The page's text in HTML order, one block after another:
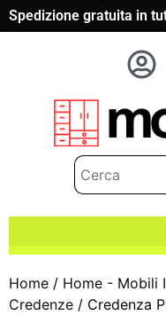
Spedizione gratuita in
Home / Home - Mobili
Credenze / Credenza